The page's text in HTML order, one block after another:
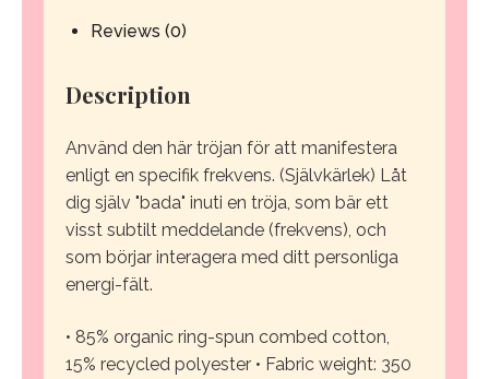
Reviews (0)
Description
Använd den här tröjan för att manifestera
enligt en specifik frekvens. (Självkärlek) Låt
dig själv "bada" inuti en tröja, som bär ett
visst subtilt meddelande (frekvens), och
som börjar interagera med ditt personliga
energi-fält.
• 85% organic ring-spun combed cotton,
15% recycled polyester • Fabric weight: 350